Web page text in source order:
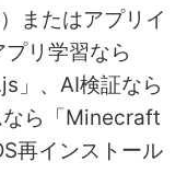
またはアプリイ
リ学習なら
」、AI検証なら
なら「Minecraft
再インストール